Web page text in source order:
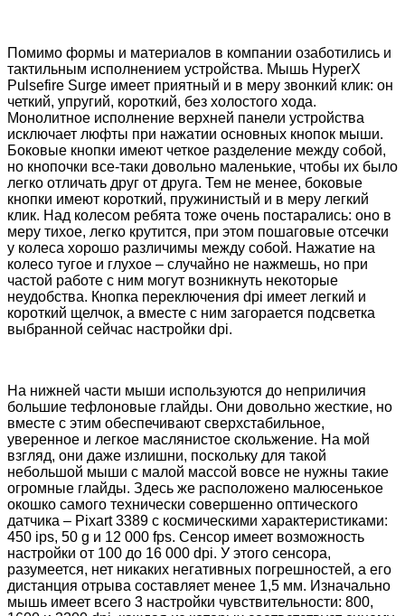
Помимо формы и материалов в компании озаботились и
тактильным исполнением устройства. Мышь HyperX
Pulsefire Surge имеет приятный и в меру звонкий клик: он
четкий, упругий, короткий, без холостого хода.
Монолитное исполнение верхней панели устройства
исключает люфты при нажатии основных кнопок мыши.
Боковые кнопки имеют четкое разделение между собой,
но кнопочки все-таки довольно маленькие, чтобы их было
легко отличать друг от друга. Тем не менее, боковые
кнопки имеют короткий, пружинистый и в меру легкий
клик. Над колесом ребята тоже очень постарались: оно в
меру тихое, легко крутится, при этом пошаговые отсечки
у колеса хорошо различимы между собой. Нажатие на
колесо тугое и глухое – случайно не нажмешь, но при
частой работе с ним могут возникнуть некоторые
неудобства. Кнопка переключения dpi имеет легкий и
короткий щелчок, а вместе с ним загорается подсветка
выбранной сейчас настройки dpi.
На нижней части мыши используются до неприличия
большие тефлоновые глайды. Они довольно жесткие, но
вместе с этим обеспечивают сверхстабильное,
уверенное и легкое маслянистое скольжение. На мой
взгляд, они даже излишни, поскольку для такой
небольшой мыши с малой массой вовсе не нужны такие
огромные глайды. Здесь же расположено малюсенькое
окошко самого технически совершенно оптического
датчика – Pixart 3389 с космическими характеристиками:
450 ips, 50 g и 12 000 fps. Сенсор имеет возможность
настройки от 100 до 16 000 dpi. У этого сенсора,
разумеется, нет никаких негативных погрешностей, а его
дистанция отрыва составляет менее 1,5 мм. Изначально
мышь имеет всего 3 настройки чувствительности: 800,